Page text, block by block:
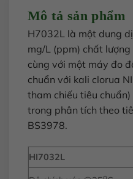
Mô tả sản phẩm
H7032L là một dung
mg/L (ppm) chất
cùng với một máy đo
chuẩn với kali clorua
tham chiếu tiêu
trong phân tích theo
BS3978.
HI7032L
o